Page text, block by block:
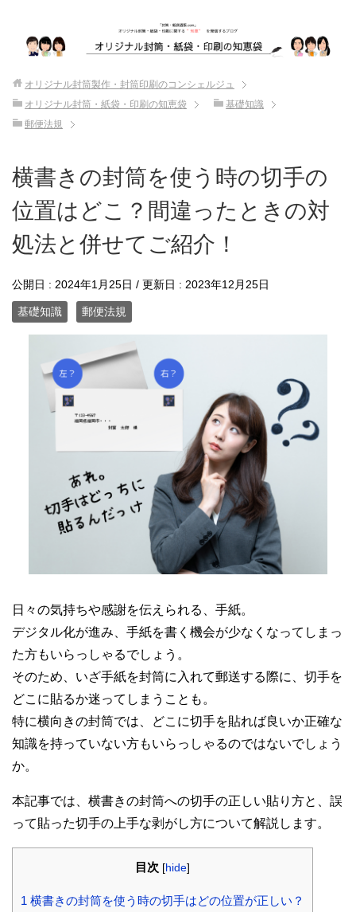
オリジナル封筒製作・封筒印刷のコンシェルジュ
オリジナル封筒・紙袋・印刷の知恵袋
基礎知識
郵便法規
横書きの封筒を使う時の切手の
位置はどこ？間違ったときの対
処法と併せてご紹介！
公開日 : 2024年1月25日 / 更新日 : 2023年12月25日
基礎知識 郵便法規
日々の気持ちや感謝を伝えられる、手紙。
デジタル化が進み、手紙を書く機会が少なくなってしまっ
た方もいらっしゃるでしょう。
そのため、いざ手紙を封筒に入れて郵送する際に、切手を
どこに貼るか迷ってしまうことも。
特に横向きの封筒では、どこに切手を貼れば良いか正確な
知識を持っていない方もいらっしゃるのではないでしょう
か。
本記事では、横書きの封筒への切手の正しい貼り方と、誤
って貼った切手の上手な剥がし方について解説します。
目次 [hide]
1 横書きの封筒を使う時の切手はどの位置が正しい？